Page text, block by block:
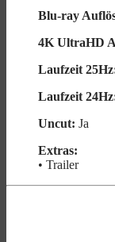
Blu-ray
4K UltraHD
Laufzeit
Laufzeit
Uncut: Ja
Extras:
• Trailer